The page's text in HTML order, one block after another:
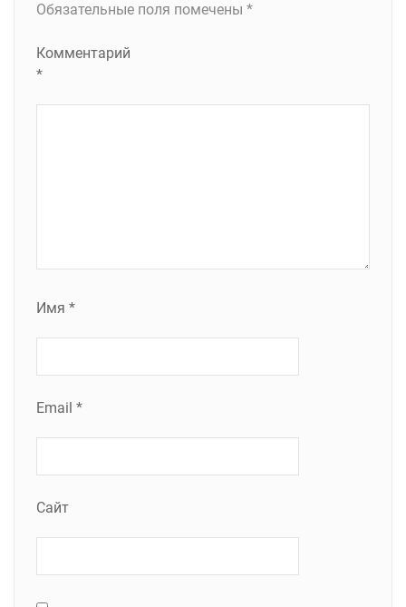
Обязательные поля помечены *
Комментарий
*
Имя *
Email *
Сайт